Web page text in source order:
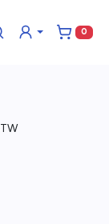
0